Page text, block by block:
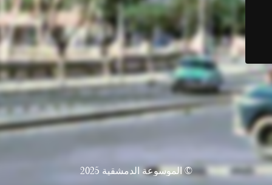
© الموسوعة الدمشقية 2025